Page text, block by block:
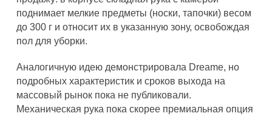
поднимает мелкие предметы (носки, тапочки) весом
до 300 г и относит их в указанную зону, освобождая
пол для уборки.
Аналогичную идею демонстрировала Dreame, но
подробных характеристик и сроков выхода на
массовый рынок пока не публиковали.
Механическая рука пока скорее премиальная опция